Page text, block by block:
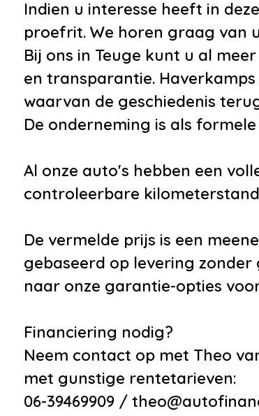
•Airbag passagier
•Alarm klasse
1(startblokkering)
•Derde remlicht
Indien u interesse heeft in
proefrit. We horen graag van
Bij ons in Teuge kunt u al
en transparantie.
waarvan de geschiedenis
De onderneming is als formele
Al onze auto's hebben een
controleerbare
De vermelde prijs is een
gebaseerd op levering
naar onze garantie-opties
Financiering nodig?
Neem contact op met Theo
met gunstige rentetarieven:
06-39469909 /